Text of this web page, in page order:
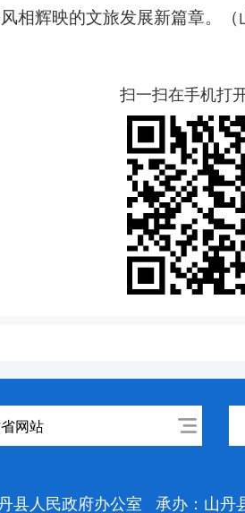
相辉映的文旅发展新篇章。（
扫一扫在手机打
网站
县人民政府办公室 承办：山丹